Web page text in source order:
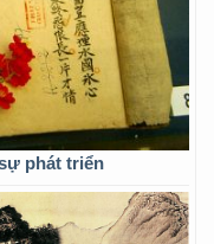
phát triển